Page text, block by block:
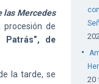
las Mercedes
de
Patrás”, de
la tarde, se
20